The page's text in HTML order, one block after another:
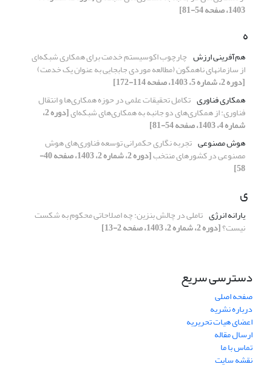
1403، صفحه 54-81]
ه
هم‌آفرینی ارزش چارچوب اکوسیستم خدمت برای همکاری شبکه‌ای
از سازمانهای ناهمگون (مطالعه موردی جابجایی به عنوان یک خدمت)
[دوره 2، شماره 5، 1403، صفحه 114-172]
همکاری فناوری تکامل تحقیقات علمی در حوزه همکاری‌ها و انتقال
فناوری: از همکاری‌های دو جانبه به همکاری‌های شبکه‌ای [دوره 2،
شماره 4، 1403، صفحه 54-81]
هوش مصنوعی تجربه نگاری حکمرانی توسعه فناوری‌های هوش
مصنوعی در کشورهای منتخب [دوره 2، شماره 2، 1403، صفحه 40-
58]
ی
یارانه انرژی تاملی در چالش بنزین: چه اصلاحاتی محکوم به شکست
نیست؟[دوره 2، شماره 2، 1403، صفحه 2-13]
دسترسی سریع
صفحه اصلی
درباره نشریه
اعضای هیات تحریریه
ارسال مقاله
تماس با ما
نقشه سایت